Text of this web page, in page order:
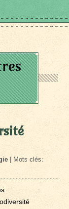
| Mots clés: